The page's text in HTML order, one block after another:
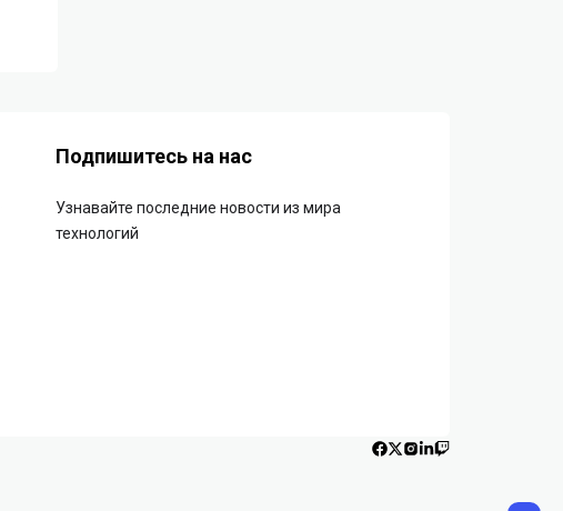
Подпишитесь на нас
Узнавайте последние новости из мира
технологий